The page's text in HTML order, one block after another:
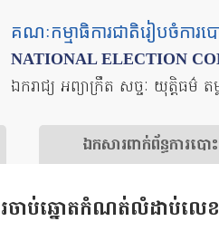
គណៈកម្មាធិការជាតិរៀបចំការ
NATIONAL ELECTION
ឯករាជ្យ អព្យាក្រឹត សច្ចៈ យុត្តិធម៌ តម្
ឯកសារ​ពាក់ព័ន្ធ​ការ​បោ
ចាប់ឆ្នោតកំណត់លំដាប់លេ